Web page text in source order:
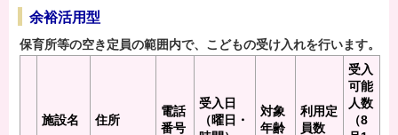
余裕活用型
保育所等の空き定員の範囲内で、こどもの受け入れを行います。
施設名 住所
電話
番号
受入日
（曜日・
対象
年齢
利用定
員数
受入
可能
人数
（8